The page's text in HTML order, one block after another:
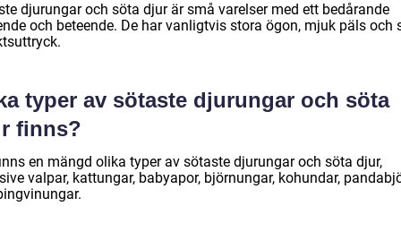
djurungar och söta djur är små varelser med ett bedårande
och beteende. De har vanligtvis stora ögon, mjuk päls och
typer av sötaste djurungar och söta
finns?
en mängd olika typer av sötaste djurungar och söta djur,
valpar, kattungar, babyapor, björnungar, kohundar,